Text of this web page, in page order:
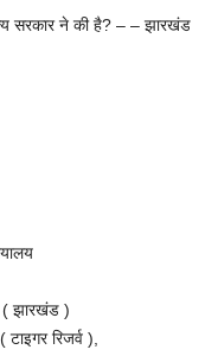
सरकार ने की है? – – झारखंड
( झारखंड )
रिजर्व ),